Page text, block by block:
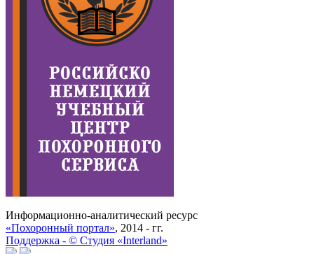
Информационно-аналитический ресурс
«Похоронный портал», 2014 - гг.
Поддержка - © Cтудия «Interland»